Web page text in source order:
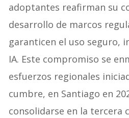
adoptantes reafirman su
desarrollo de marcos
garanticen el uso seguro,
IA. Este compromiso se
esfuerzos regionales
cumbre, en Santiago en
consolidarse en la tercera